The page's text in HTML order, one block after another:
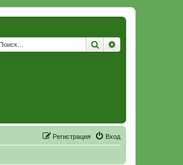
Поиск
Вход
Регистрация